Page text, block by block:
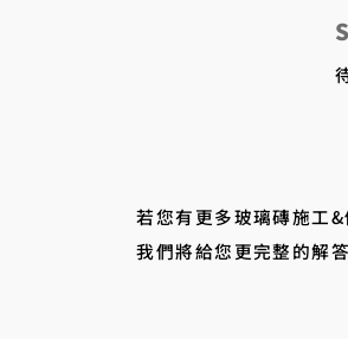
若您有更多玻璃磚施工
我們將給您更完整的解答